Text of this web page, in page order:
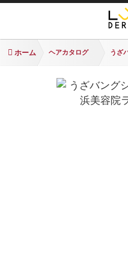
ホーム ヘアカタログ うざ